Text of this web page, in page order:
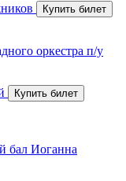
оркестра п/у
бал Иоганна